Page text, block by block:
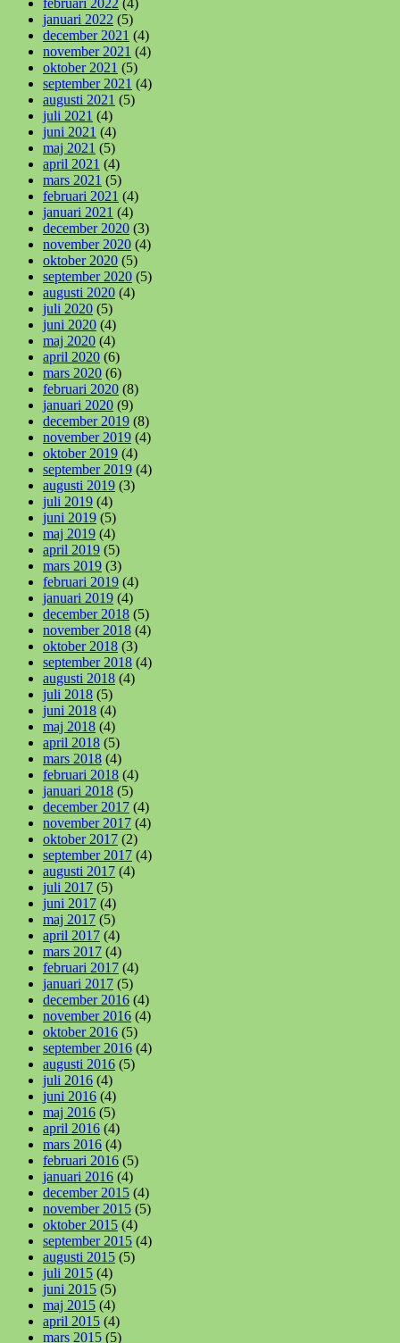
januari 2022 (5)
december 2021 (4)
november 2021 (4)
oktober 2021 (5)
september 2021 (4)
augusti 2021 (5)
juli 2021 (4)
juni 2021 (4)
maj 2021 (5)
april 2021 (4)
mars 2021 (5)
februari 2021 (4)
januari 2021 (4)
december 2020 (3)
november 2020 (4)
oktober 2020 (5)
september 2020 (5)
augusti 2020 (4)
juli 2020 (5)
juni 2020 (4)
maj 2020 (4)
april 2020 (6)
mars 2020 (6)
februari 2020 (8)
januari 2020 (9)
december 2019 (8)
november 2019 (4)
oktober 2019 (4)
september 2019 (4)
augusti 2019 (3)
juli 2019 (4)
juni 2019 (5)
maj 2019 (4)
april 2019 (5)
mars 2019 (3)
februari 2019 (4)
januari 2019 (4)
december 2018 (5)
november 2018 (4)
oktober 2018 (3)
september 2018 (4)
augusti 2018 (4)
juli 2018 (5)
juni 2018 (4)
maj 2018 (4)
april 2018 (5)
mars 2018 (4)
februari 2018 (4)
januari 2018 (5)
december 2017 (4)
november 2017 (4)
oktober 2017 (2)
september 2017 (4)
augusti 2017 (4)
juli 2017 (5)
juni 2017 (4)
maj 2017 (5)
april 2017 (4)
mars 2017 (4)
februari 2017 (4)
januari 2017 (5)
december 2016 (4)
november 2016 (4)
oktober 2016 (5)
september 2016 (4)
augusti 2016 (5)
juli 2016 (4)
juni 2016 (4)
maj 2016 (5)
april 2016 (4)
mars 2016 (4)
februari 2016 (5)
januari 2016 (4)
december 2015 (4)
november 2015 (5)
oktober 2015 (4)
september 2015 (4)
augusti 2015 (5)
juli 2015 (4)
juni 2015 (5)
maj 2015 (4)
april 2015 (4)
mars 2015 (5)